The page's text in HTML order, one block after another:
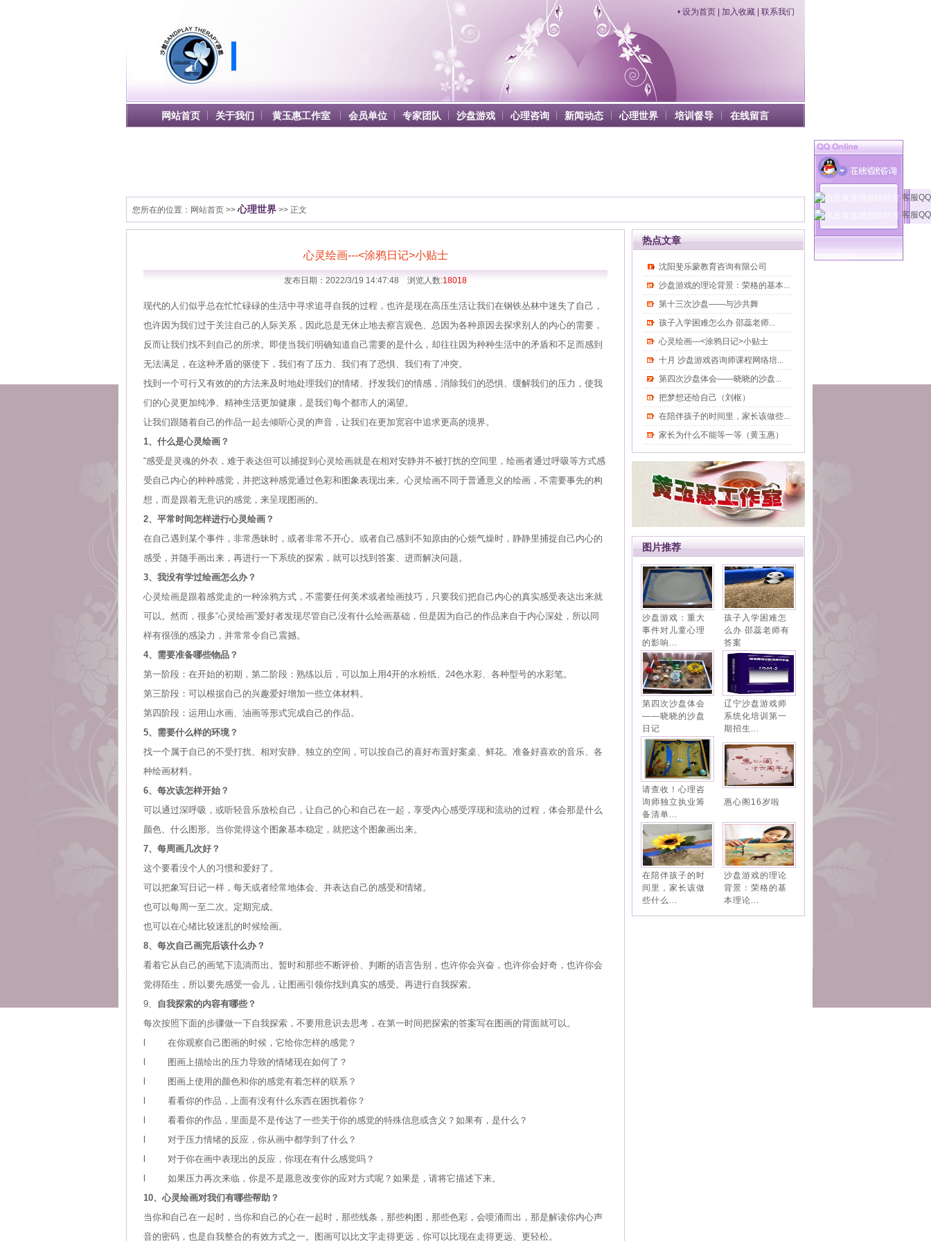
客服QQ
客服QQ
• 设为首页 加入收藏 联系我们
网站首页 关于我们 黄玉惠工作室 会员单位 专家团队 沙盘游戏 心理咨询 新闻动态 心理世界 培训督导 在线留言
您所在的位置： 网站首页 >> 心理世界 >> 正文
心灵绘画---<涂鸦日记>小贴士
发布日期：2022/3/19 14:47:48 浏览人数:18018
现代的人们似乎总在忙忙碌碌的生活中寻求追寻自我的过程，也许是现在高压生活让我们在钢铁丛林中迷失了自己，
也许因为我们过于关注自己的人际关系，因此总是无休止地去察言观色、总因为各种原因去探求别人的内心的需要，
反而让我们找不到自己的所求。即使当我们明确知道自己需要的是什么，却往往因为种种生活中的矛盾和不足而感到
无法满足，在这种矛盾的驱使下，我们有了压力、我们有了恐惧、我们有了冲突。
找到一个可行又有效的的方法来及时地处理我们的情绪、抒发我们的情感，消除我们的恐惧、缓解我们的压力，使我
们的心灵更加纯净、精神生活更加健康，是我们每个都市人的渴望。
让我们跟随着自己的作品一起去倾听心灵的声音，让我们在更加宽容中追求更高的境界。
1、什么是心灵绘画？
“感受是灵魂的外衣，难于表达但可以捕捉到心灵绘画就是在相对安静并不被打扰的空间里，绘画者通过呼吸等方式感
受自己内心的种种感觉，并把这种感觉通过色彩和图象表现出来。心灵绘画不同于普通意义的绘画，不需要事先的构
想，而是跟着无意识的感觉，来呈现图画的。
2、平常时间怎样进行心灵绘画？
在自己遇到某个事件，非常愚昧时，或者非常不开心。或者自己感到不知原由的心烦气燥时，静静里捕捉自己内心的
感受，并随手画出来，再进行一下系统的探索，就可以找到答案、进而解决问题。
3、我没有学过绘画怎么办？
心灵绘画是跟着感觉走的一种涂鸦方式，不需要任何美术或者绘画技巧，只要我们把自己内心的真实感受表达出来就
可以。然而，很多“心灵绘画”爱好者发现尽管自己没有什么绘画基础，但是因为自己的作品来自于内心深处，所以同
样有很强的感染力，并常常令自己震撼。
4、需要准备哪些物品？
第一阶段：在开始的初期，第二阶段：熟练以后，可以加上用4开的水粉纸、24色水彩、各种型号的水彩笔。
第三阶段：可以根据自己的兴趣爱好增加一些立体材料。
第四阶段：运用山水画、油画等形式完成自己的作品。
5、需要什么样的环境？
找一个属于自己的不受打扰、相对安静、独立的空间，可以按自己的喜好布置好案桌、鲜花。准备好喜欢的音乐、各
种绘画材料。
6、每次该怎样开始？
可以通过深呼吸，或听轻音乐放松自己，让自己的心和自己在一起，享受內心感受浮现和流动的过程，体会那是什么
颜色、什么图形。当你觉得这个图象基本稳定，就把这个图象画出来。
7、每周画几次好？
这个要看没个人的习惯和爱好了。
可以把象写日记一样，每天或者经常地体会、并表达自己的感受和情绪。
也可以每周一至二次。定期完成。
也可以在心绪比较迷乱的时候绘画。
8、每次自己画完后该什么办？
看着它从自己的画笔下流淌而出。暂时和那些不断评价、判断的语言告别，也许你会兴奋，也许你会好奇，也许你会
觉得陌生，所以要先感受一会儿，让图画引领你找到真实的感受。再进行自我探索。
9、 自我探索的内容有哪些？
每次按照下面的步骤做一下自我探索，不要用意识去思考，在第一时间把探索的答案写在图画的背面就可以。
l 在你观察自己图画的时候，它给你怎样的感觉？
l 图画上描绘出的压力导致的情绪现在如何了？
l 图画上使用的颜色和你的感觉有着怎样的联系？
l 看看你的作品，上面有没有什么东西在困扰着你？
l 看看你的作品，里面是不是传达了一些关于你的感觉的特殊信息或含义？如果有，是什么？
l 对于压力情绪的反应，你从画中都学到了什么？
l 对于你在画中表现出的反应，你现在有什么感觉吗？
l 如果压力再次来临，你是不是愿意改变你的应对方式呢？如果是，请将它描述下来。
10、心灵绘画对我们有哪些帮助？
当你和自己在一起时，当你和自己的心在一起时，那些线条，那些构图，那些色彩，会喷涌而出，那是解读你内心声
音的密码，也是自我整合的有效方式之一。图画可以比文字走得更远，你可以比现在走得更远、更轻松。
热点文章
沈阳斐乐蒙教育咨询有限公司
沙盘游戏的理论背景：荣格的基本...
第十三次沙盘——与沙共舞
孩子入学困难怎么办 邵蕊老师...
心灵绘画---<涂鸦日记>小贴士
十月 沙盘游戏咨询师课程网络培...
第四次沙盘体会——晓晓的沙盘...
把梦想还给自己（刘枢）
在陪伴孩子的时间里，家长该做些...
家长为什么不能等一等（黄玉惠）
图片推荐
沙盘游戏：重大
事件对儿童心理
的影响...
孩子入学困难怎
么办 邵蕊老师有
答案
第四次沙盘体会
——晓晓的沙盘
日记
辽宁沙盘游戏师
系统化培训第一
期招生...
请查收！心理咨
询师独立执业筹
备清单...
惠心阁16岁啦
在陪伴孩子的时
间里，家长该做
些什么...
沙盘游戏的理论
背景：荣格的基
本理论...